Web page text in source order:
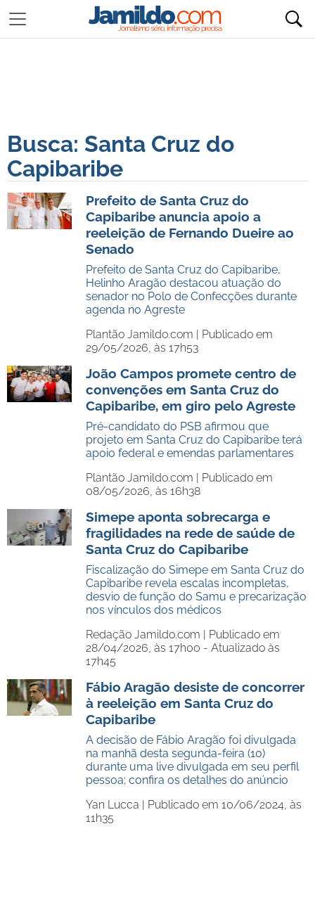
Busca: Santa Cruz do
Capibaribe
Prefeito de Santa Cruz do
Capibaribe anuncia apoio a
reeleição de Fernando Dueire ao
Senado
Prefeito de Santa Cruz do Capibaribe,
Helinho Aragão destacou atuação do
senador no Polo de Confecções durante
agenda no Agreste
Plantão Jamildo.com | Publicado em
29/05/2026, às 17h53
João Campos promete centro de
convenções em Santa Cruz do
Capibaribe, em giro pelo Agreste
Pré-candidato do PSB afirmou que
projeto em Santa Cruz do Capibaribe terá
apoio federal e emendas parlamentares
Plantão Jamildo.com | Publicado em
08/05/2026, às 16h38
Simepe aponta sobrecarga e
fragilidades na rede de saúde de
Santa Cruz do Capibaribe
Fiscalização do Simepe em Santa Cruz do
Capibaribe revela escalas incompletas,
desvio de função do Samu e precarização
nos vínculos dos médicos
Redação Jamildo.com | Publicado em
28/04/2026, às 17h00 - Atualizado às
17h45
Fábio Aragão desiste de concorrer
à reeleição em Santa Cruz do
Capibaribe
A decisão de Fábio Aragão foi divulgada
na manhã desta segunda-feira (10)
durante uma live divulgada em seu perfil
pessoa; confira os detalhes do anúncio
Yan Lucca | Publicado em 10/06/2024, às
11h35